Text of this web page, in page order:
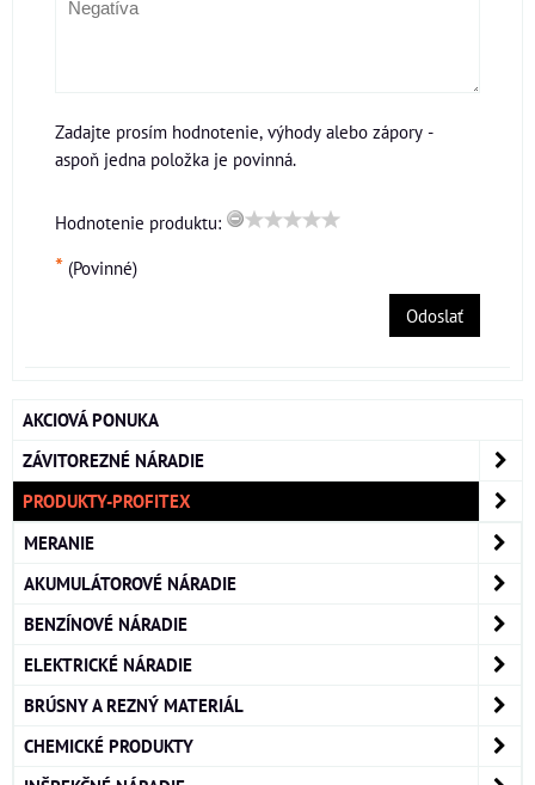
Zadajte prosím hodnotenie, výhody alebo zápory -
aspoň jedna položka je povinná.
Hodnotenie produktu:
* (Povinné)
Odoslať
AKCIOVÁ PONUKA
ZÁVITOREZNÉ NÁRADIE
PRODUKTY-PROFITEX
MERANIE
AKUMULÁTOROVÉ NÁRADIE
BENZÍNOVÉ NÁRADIE
ELEKTRICKÉ NÁRADIE
BRÚSNY A REZNÝ MATERIÁL
CHEMICKÉ PRODUKTY